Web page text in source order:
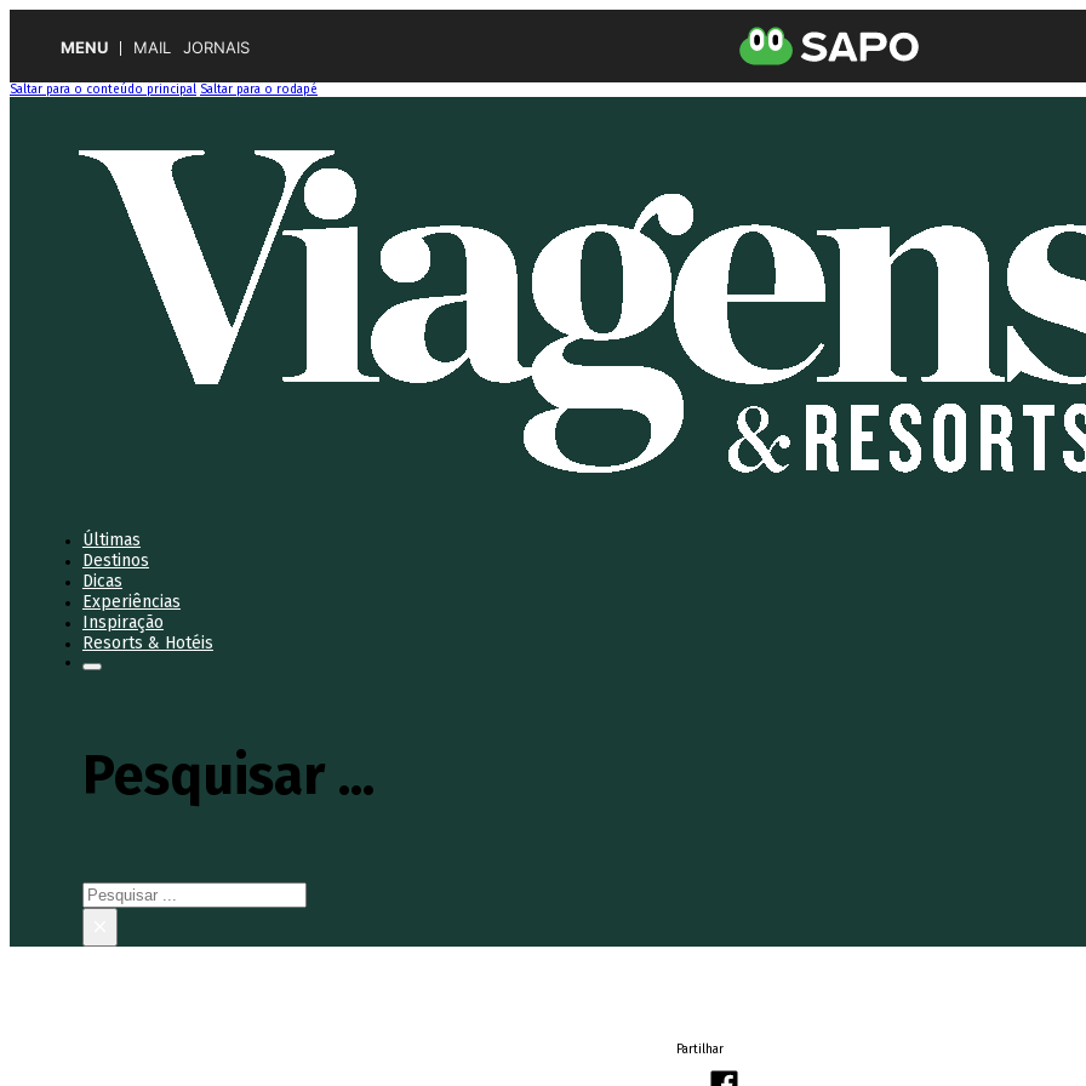
MENU MAIL JORNAIS
Saltar para o conteúdo principal Saltar para o rodapé
Últimas
Destinos
Dicas
Experiências
Inspiração
Resorts & Hotéis
Pesquisar ...
Pesquisar
Partilhar